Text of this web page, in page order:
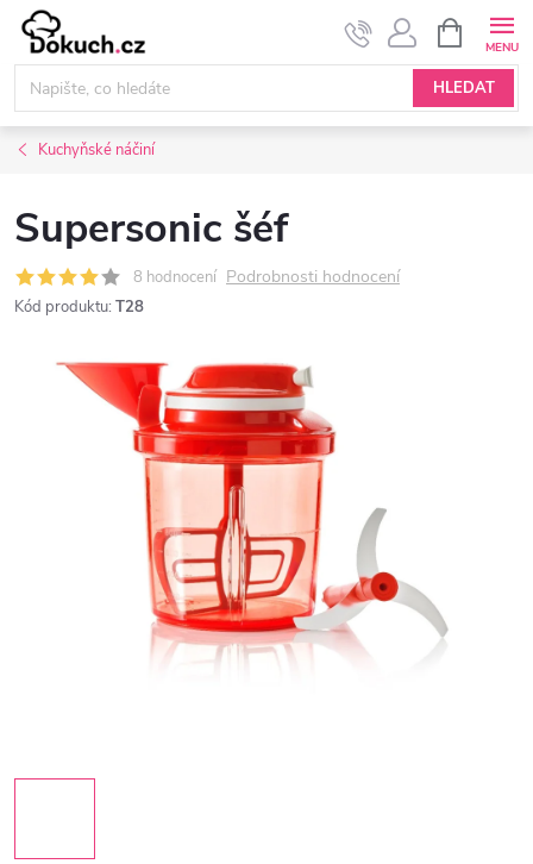
Přejít
obsah
HLEDAT
NÁKUPNÍ
KOŠÍK
Kuchyňské náčiní
Supersonic šéf
8 hodnocení Podrobnosti hodnocení
Kód produktu: T28